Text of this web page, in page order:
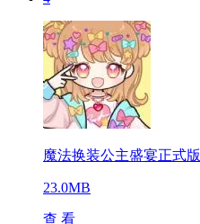
魔法换装公主盛宴正式版
23.0MB
查 看